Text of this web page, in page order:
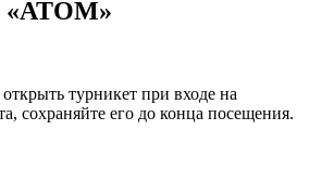
«АТОМ»
турникет при входе на
сохраняйте его до конца посещения.